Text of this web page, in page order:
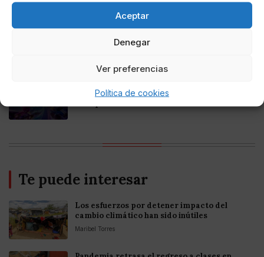
Aceptar
Denegar
Ver preferencias
Política de cookies
Online Casino
Mejores casinos online con
criptomonedas y Bitcoin en México 2025
Fortnite regresa para iOS en la Unión
Te puede interesar
Los esfuerzos por detener impacto del
cambio climático han sido inútiles
Maribel Torres